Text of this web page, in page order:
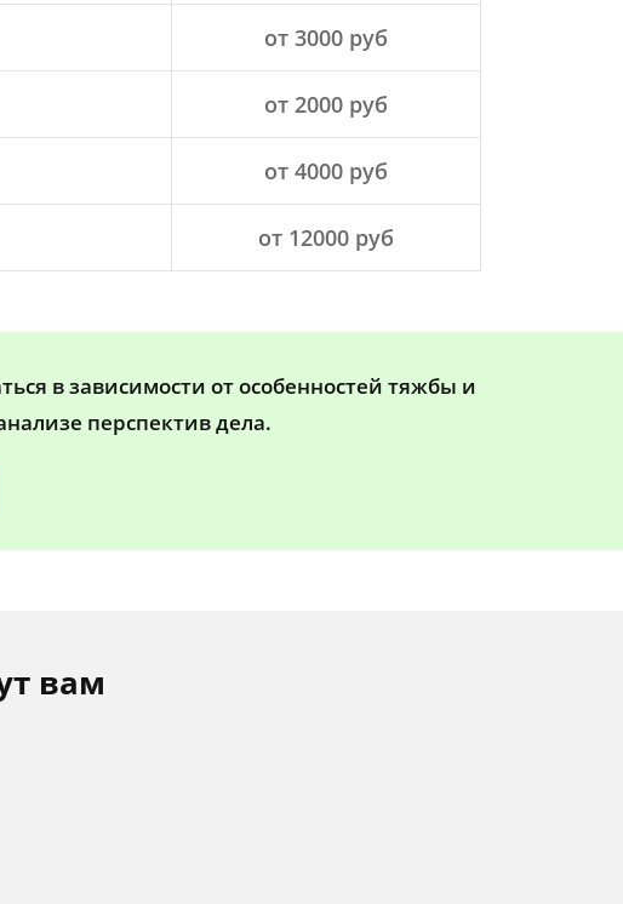
от 3000 руб
от 2000 руб
от 4000 руб
от 12000 руб
в зависимости от особенностей тяжбы и
перспектив дела.
вам